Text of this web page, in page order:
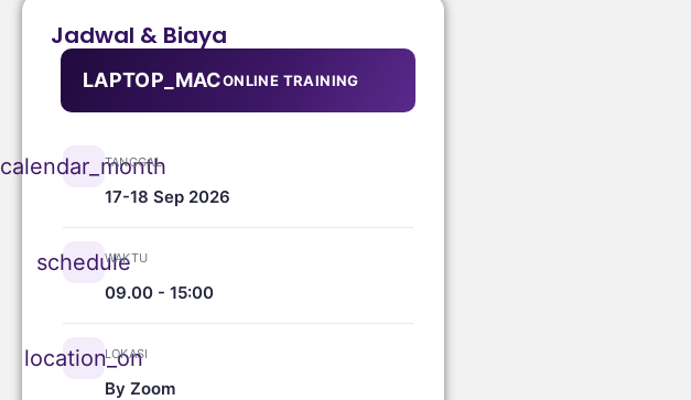
Jadwal & Biaya
LAPTOP_MACONLINE TRAINING
calendar_month
TANGGAL
17-18 Sep 2026
schedule
WAKTU
09.00 - 15:00
location_on
LOKASI
By Zoom